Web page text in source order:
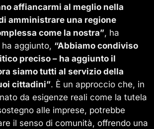
affiancarmi al meglio nella
amministrare una regione
come la nostra”, ha
aggiunto, “Abbiamo condiviso
preciso – ha aggiunto il
siamo tutti al servizio della
cittadini”. È un approccio che, in
da esigenze reali come la tutela
alle imprese, potrebbe
il senso di comunità, offrendo una